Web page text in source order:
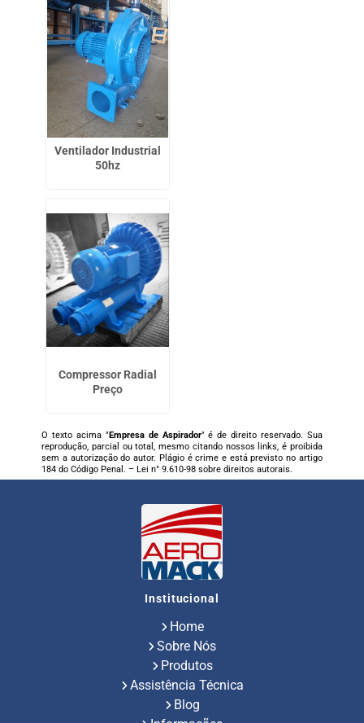
Ventilador Industrial
50hz
Compressor Radial
Preço
O texto acima "Empresa de Aspirador" é de direito reservado. Sua
reprodução, parcial ou total, mesmo citando nossos links, é proibida
sem a autorização do autor. Plágio é crime e está previsto no artigo
184 do Código Penal. –Lei n° 9.610-98 sobre direitos autorais.
Institucional
Home
Sobre Nós
Produtos
Assistência Técnica
Blog